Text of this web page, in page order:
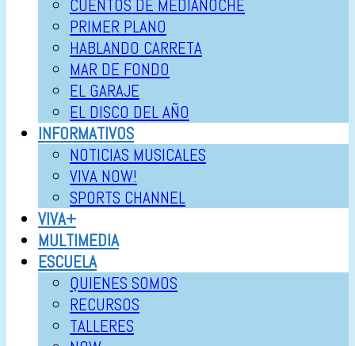
CUENTOS DE MEDIANOCHE
PRIMER PLANO
HABLANDO CARRETA
MAR DE FONDO
EL GARAJE
EL DISCO DEL AÑO
INFORMATIVOS
NOTICIAS MUSICALES
VIVA NOW!
SPORTS CHANNEL
VIVA+
MULTIMEDIA
ESCUELA
QUIENES SOMOS
RECURSOS
TALLERES